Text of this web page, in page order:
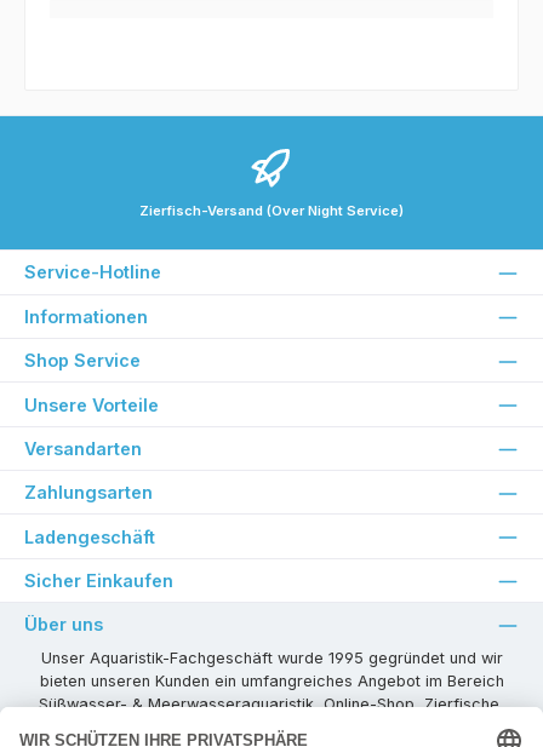
Zierfisch-Versand (Over Night Service)
Service-Hotline
Informationen
Shop Service
Unsere Vorteile
Versandarten
Zahlungsarten
Ladengeschäft
Sicher Einkaufen
Über uns
Unser Aquaristik-Fachgeschäft wurde 1995 gegründet und wir
bieten unseren Kunden ein umfangreiches Angebot im Bereich
Süßwasser- & Meerwasseraquaristik, Online-Shop, Zierfische,
Pflanzen, Aquarienkombinationen, Technikzubehör usw. ! Als